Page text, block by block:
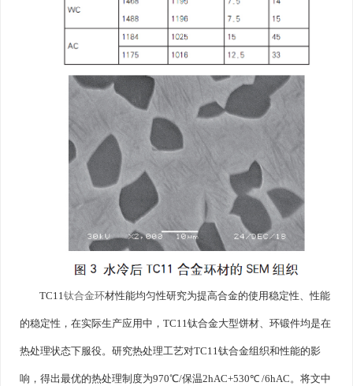
TC11钛合金环材性能均匀性研究为提高合金的使用稳定性、性能
的稳定性，在实际生产应用中，TC11钛合金大型饼材、环锻件均是在
热处理状态下服役。研究热处理工艺对TC11钛合金组织和性能的影
响，得出最优的热处理制度为970℃/保温2hAC+530℃ /6hAC。将文中